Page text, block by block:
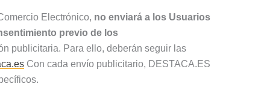
Electrónico, no enviará a los Usuarios
previo de los
publicitaria. Para ello, deberán seguir las
Con cada envío publicitario, DESTACA.ES